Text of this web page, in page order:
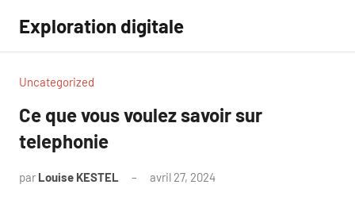
contenu
Exploration digitale
Uncategorized
Ce que vous voulez savoir sur
telephonie
par Louise KESTEL avril 27, 2024